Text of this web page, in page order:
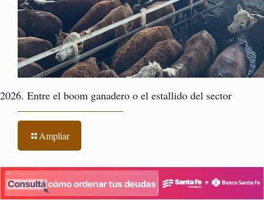
2026. Entre el boom ganadero o el estallido del sector
Ampliar